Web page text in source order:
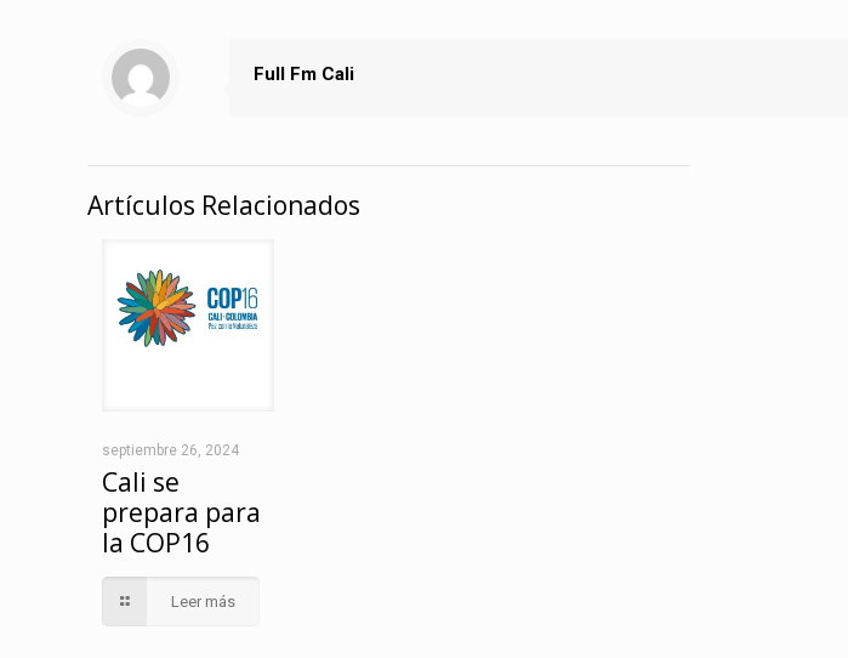
Full Fm Cali
Artículos Relacionados
septiembre 26, 2024
Cali se
prepara para
la COP16
Leer más